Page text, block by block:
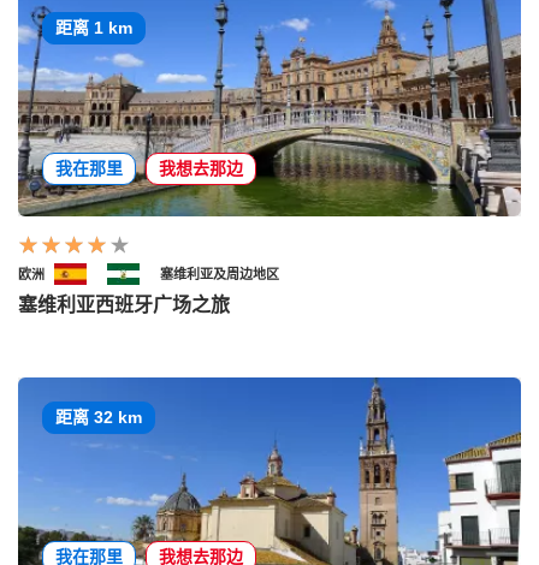
距离 1 km
我在那里 我想去那边
欧洲 塞维利亚及周边地区
塞维利亚西班牙广场之旅
距离 32 km
我在那里 我想去那边